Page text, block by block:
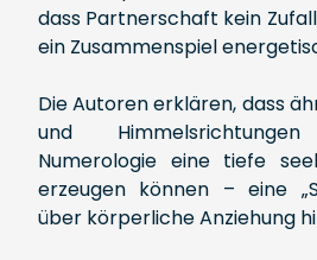
dass Partnerschaft kein
ein Zusammenspiel
Die Autoren erklären, dass
und
Numerologie eine tiefe
erzeugen können – eine
über körperliche Anziehung